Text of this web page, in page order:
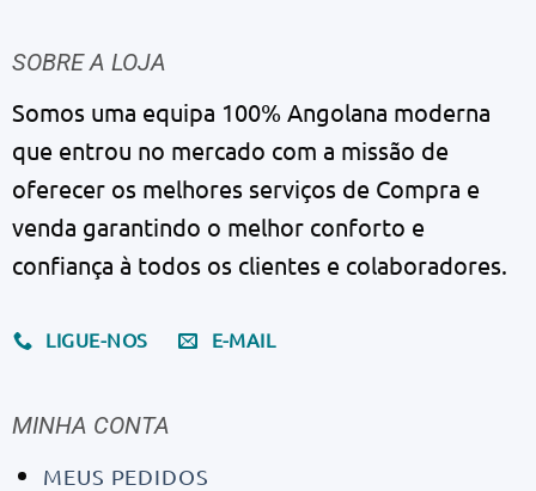
SOBRE A LOJA
Somos uma equipa 100% Angolana moderna
que entrou no mercado com a missão de
oferecer os melhores serviços de Compra e
venda garantindo o melhor conforto e
confiança à todos os clientes e colaboradores.
LIGUE-NOS E-MAIL
MINHA CONTA
MEUS PEDIDOS